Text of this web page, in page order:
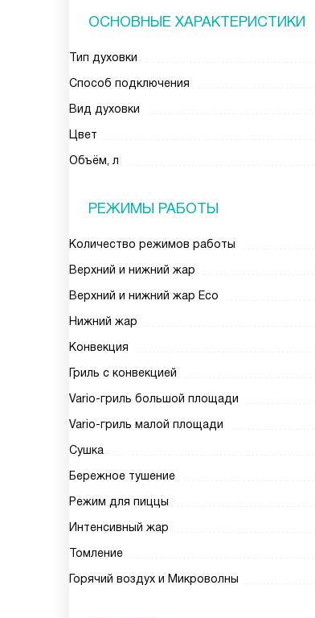
ОСНОВНЫЕ ХАРАКТЕРИСТИКИ
Тип духовки
Способ подключения
Вид духовки
Цвет
Объём, л
РЕЖИМЫ РАБОТЫ
Количество режимов работы
Верхний и нижний жар
Верхний и нижний жар Eco
Нижний жар
Конвекция
Гриль с конвекцией
Vario-гриль большой площади
Vario-гриль малой площади
Сушка
Бережное тушение
Режим для пиццы
Интенсивный жар
Томление
Горячий воздух и Микроволны